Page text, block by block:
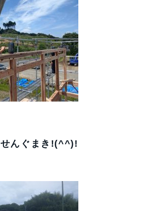
せんぐまき!(^^)!